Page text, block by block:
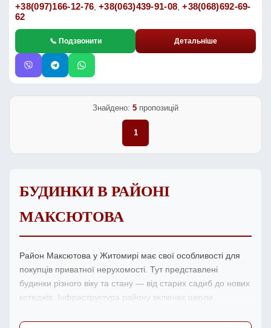
+38(097)166-12-76 ,+38(063)439-91-08 ,+38(068)692-69-
62
📞 Подзвонити Детальніше
Знайдено: 5 пропозицій
1
БУДИНКИ В РАЙОНІ
МАКСЮТОВА
Район Максютова у Житомирі має свої особливості для
покупців приватної нерухомості. Тут представлені
будинки різного віку та стану — від старих садиб до нових
котеджів. Інфраструктура району включає школи,